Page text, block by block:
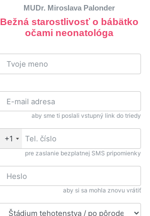
MUDr. Miroslava Palonder
Bežná starostlivosť o bábätko
očami neonatológa
aby sme ti poslali vstupný link do triedy
+1
pre zaslanie bezplatnej SMS pripomienky
aby si sa mohla znovu vrátiť